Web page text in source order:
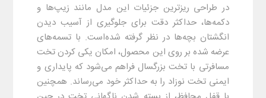
در طراحی ریزترین جزئیات این مدل مانند زیپ‌ها و
دکمه‌ها، حداکثر دقت برای جلوگیری از آسیب دیدن
انگشتان بچه‌ها در نظر گرفته شده‌است. با تسمه‌های
عرضه شده بر روی این محصول، امکان یکی کردن تخت
مسافرتی با تخت بزرگسال فراهم می‌شود که پایداری و
ایمنی تخت نوزاد را به حداکثر خود می‌رساند. همچنین